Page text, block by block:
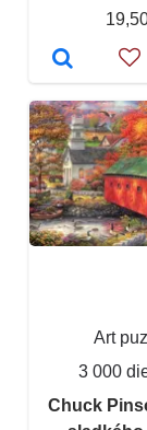
Art
3 000
Chuck